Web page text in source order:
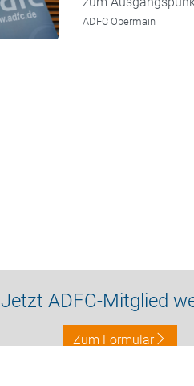
ADFC Obermain
Jetzt ADFC-Mitglied
Zum Formular